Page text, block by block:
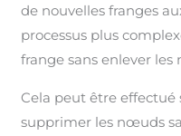
de nouvelles franges
processus plus
frange sans enlever
Cela peut être effectué
supprimer les nœuds